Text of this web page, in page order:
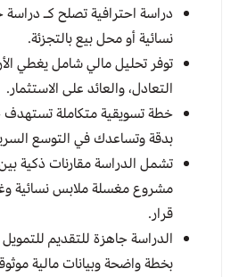
دراسة احترافية تصلح كـ
نسائية أو محل بيع بالتجزئة.
توفر تحليل مالي شامل يغطي
التعادل، والعائد على الاستثمار.
خطة تسويقية متكاملة تستهدف
بدقة وتساعدك في التوسع
تشمل الدراسة مقارنات ذكية
مشروع مغسلة ملابس نسائية
قرار.
الدراسة جاهزة للتقديم
بخطة واضحة وبيانات مالية